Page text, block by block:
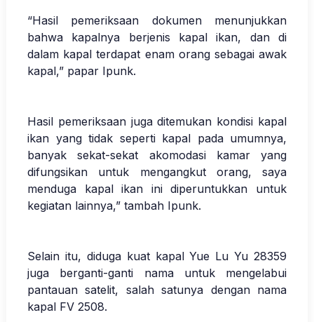
“Hasil pemeriksaan dokumen menunjukkan
bahwa kapalnya berjenis kapal ikan, dan di
dalam kapal terdapat enam orang sebagai awak
kapal,” papar Ipunk.
Hasil pemeriksaan juga ditemukan kondisi kapal
ikan yang tidak seperti kapal pada umumnya,
banyak sekat-sekat akomodasi kamar yang
difungsikan untuk mengangkut orang, saya
menduga kapal ikan ini diperuntukkan untuk
kegiatan lainnya,” tambah Ipunk.
Selain itu, diduga kuat kapal Yue Lu Yu 28359
juga berganti-ganti nama untuk mengelabui
pantauan satelit, salah satunya dengan nama
kapal FV 2508.